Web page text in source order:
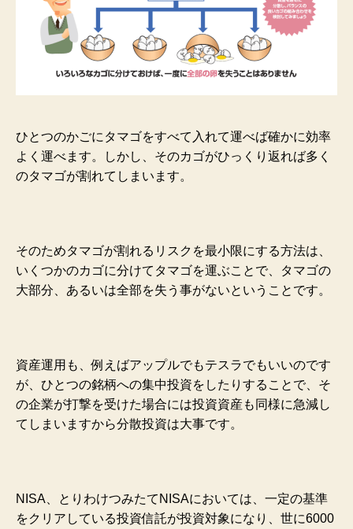
ひとつのかごにタマゴをすべて入れて運べば確かに効率
よく運べます。しかし、そのカゴがひっくり返れば多く
のタマゴが割れてしまいます。
そのためタマゴが割れるリスクを最小限にする方法は、
いくつかのカゴに分けてタマゴを運ぶことで、タマゴの
大部分、あるいは全部を失う事がないということです。
資産運用も、例えばアップルでもテスラでもいいのです
が、ひとつの銘柄への集中投資をしたりすることで、そ
の企業が打撃を受けた場合には投資資産も同様に急減し
てしまいますから分散投資は大事です。
NISA、とりわけつみたてNISAにおいては、一定の基準
をクリアしている投資信託が投資対象になり、世に6000